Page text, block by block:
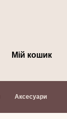
Мій кошик
Аксесуари